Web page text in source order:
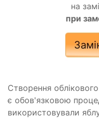
на
при
Створення
є обов'язковою
використовували